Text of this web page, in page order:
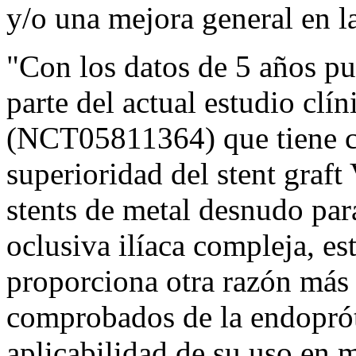
y/o una mejora general en
"Con los datos de 5 años
parte del actual estudio
(NCT05811364) que tiene
superioridad del stent
stents de metal desnudo
oclusiva ilíaca compleja,
proporciona otra razón
comprobados de la